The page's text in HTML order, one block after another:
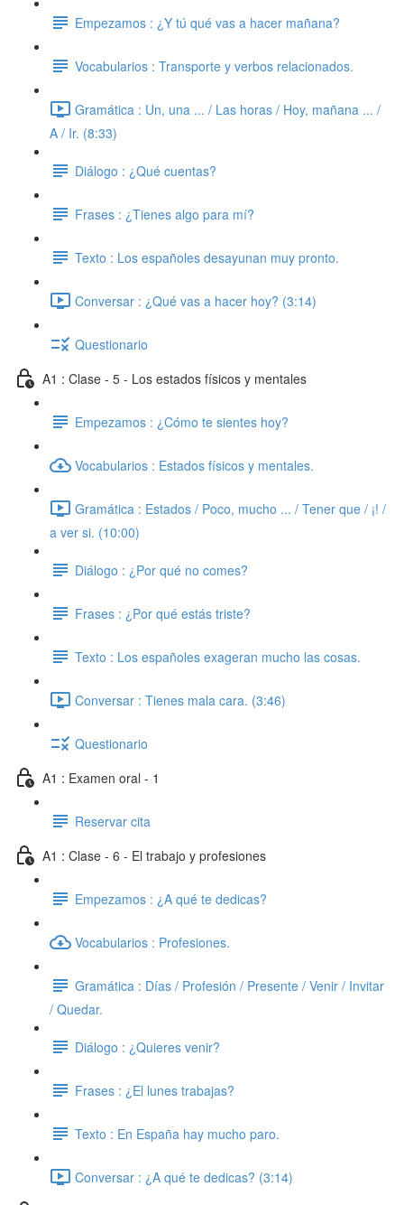
Empezamos : ¿Y tú qué vas a hacer mañana?
Vocabularios : Transporte y verbos relacionados.
Gramática : Un, una ... / Las horas / Hoy, mañana ... /
A / Ir. (8:33)
Diálogo : ¿Qué cuentas?
Frases : ¿Tienes algo para mí?
Texto : Los españoles desayunan muy pronto.
Conversar : ¿Qué vas a hacer hoy? (3:14)
Questionario
A1 : Clase - 5 - Los estados físicos y mentales
Empezamos : ¿Cómo te sientes hoy?
Vocabularios : Estados físicos y mentales.
Gramática : Estados / Poco, mucho ... / Tener que / ¡! /
a ver si. (10:00)
Diálogo : ¿Por qué no comes?
Frases : ¿Por qué estás triste?
Texto : Los españoles exageran mucho las cosas.
Conversar : Tienes mala cara. (3:46)
Questionario
A1 : Examen oral - 1
Reservar cita
A1 : Clase - 6 - El trabajo y profesiones
Empezamos : ¿A qué te dedicas?
Vocabularios : Profesiones.
Gramática : Días / Profesión / Presente / Venir / Invitar
/ Quedar.
Diálogo : ¿Quieres venir?
Frases : ¿El lunes trabajas?
Texto : En España hay mucho paro.
Conversar : ¿A qué te dedicas? (3:14)